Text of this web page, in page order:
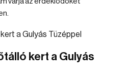
kert a Gulyás